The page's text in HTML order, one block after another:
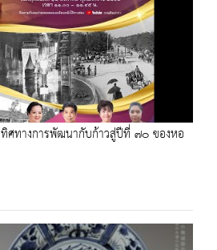
ศทางการพัฒนากับก้าวสู่ปีที่ ๗๐ ของหอ